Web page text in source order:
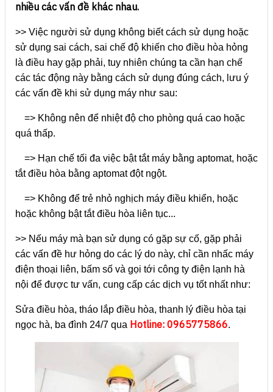
nhiều các vấn đề khác nhau.
>> Việc người sử dụng không biết cách sử dụng hoặc
sử dụng sai cách, sai chế độ khiến cho điều hòa hỏng
là điều hay gặp phải, tuy nhiên chúng ta cần hạn chế
các tác động này bằng cách sử dụng đúng cách, lưu ý
các vấn đề khi sử dụng máy như sau:
=> Không nên để nhiệt độ cho phòng quá cao hoặc
quá thấp.
=> Hạn chế tối đa việc bật tắt máy bằng aptomat, hoặc
tắt điều hòa bằng aptomat đột ngột.
=> Không để trẻ nhỏ nghịch máy điều khiển, hoặc
hoặc không bật tắt điều hòa liên tục...
>> Nếu máy mà bạn sử dụng có gặp sự cố, gặp phải
các vấn đề hư hỏng do các lý do này, chỉ cần nhấc máy
điện thoại liên, bấm số và gọi tới công ty điện lạnh hà
nội để được tư vấn, cung cấp các dịch vụ tốt nhất như:
Sửa điều hòa, tháo lắp điều hòa, thanh lý điều hòa tại
ngọc hà, ba đình 24/7 qua Hotline: 0965775866.